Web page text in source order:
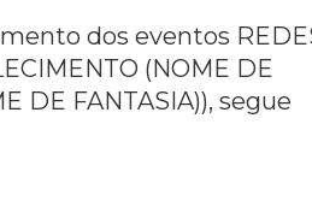
dos eventos
(NOME DE
DE FANTASIA)), segue